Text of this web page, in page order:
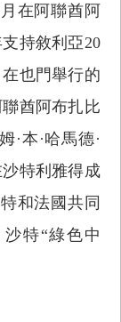
在阿聯酋阿
持敘利亞20
在也門舉行的
酋阿布扎比
·本·哈馬德·
特利雅得成
和法國共同
特“綠色中